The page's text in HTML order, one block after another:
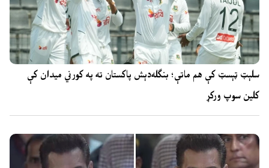
سلېټ ټېسټ کې هم ماتې؛ بنګله‌دېش پاکستان ته په کورني میدان کې
کلین سوپ ورکړ